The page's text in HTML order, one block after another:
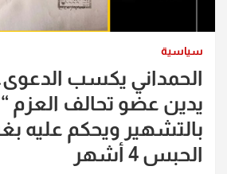
سياسية
الحمداني يكسب
يدين عضو تحالف العزم
بالتشهير ويحكم عليه
الحبس 4 أشهر